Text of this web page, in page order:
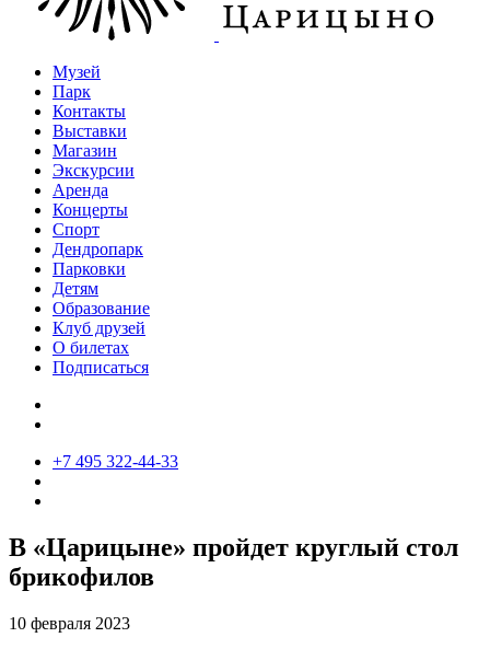
Музей
Парк
Контакты
Выставки
Магазин
Экскурсии
Аренда
Концерты
Спорт
Дендропарк
Парковки
Детям
Образование
Клуб друзей
О билетах
Подписаться
+7 495 322-44-33
В «Царицыне» пройдет круглый стол
брикофилов
10 февраля 2023